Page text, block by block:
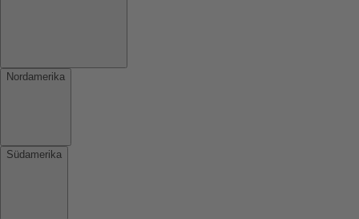
Nordamerika
Südamerika